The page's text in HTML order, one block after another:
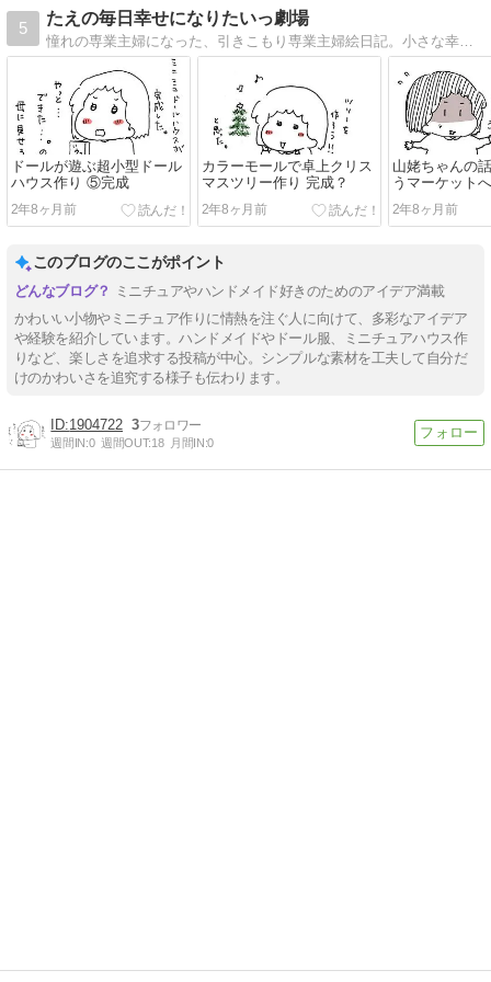
5
たえの毎日幸せになりたいっ劇場
憧れの専業主婦になった、引きこもり専業主婦絵日記。小さな幸せをかみしめてゆるく生きている様を描いていけたらいいかなと思っております。
ドールが遊ぶ超小型ドール
ハウス作り ⑤完成
2年8ヶ月前
カラーモールで卓上クリス
マスツリー作り 完成？
2年8ヶ月前
山姥ちゃんの
うマーケット
2年8ヶ月前
このブログのここがポイント
ミニチュアやハンドメイド好きのためのアイデア満載
かわいい小物やミニチュア作りに情熱を注ぐ人に向けて、多彩なアイデア
や経験を紹介しています。ハンドメイドやドール服、ミニチュアハウス作
りなど、楽しさを追求する投稿が中心。シンプルな素材を工夫して自分だ
けのかわいさを追究する様子も伝わります。
1904722 3
週間IN:0 週間OUT:18 月間IN:0